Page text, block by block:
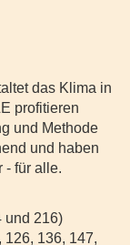
das Klima in
profitieren
und Methode
und haben
- für alle.
und 216)
126, 136, 147,